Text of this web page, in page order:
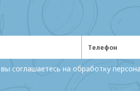
соглашаетесь на обработку